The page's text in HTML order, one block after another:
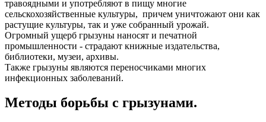
травоядными и употребляют в пищу многие
сельскохозяйственные культуры, причем уничтожают они как
растущие культуры, так и уже собранный урожай.
Огромный ущерб грызуны наносят и печатной
промышленности - страдают книжные издательства,
библиотеки, музеи, архивы.
Также грызуны являются переносчиками многих
инфекционных заболеваний.
Методы борьбы с грызунами.